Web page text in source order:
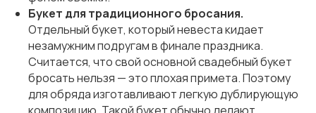
Букет для традиционного бросания.
Отдельный букет, который невеста кидает
незамужним подругам в финале праздника.
Считается, что свой основной свадебный букет
бросать нельзя — это плохая примета. Поэтому
для обряда изготавливают легкую дублирующую